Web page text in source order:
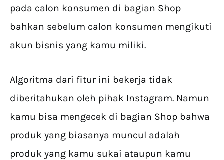
pada calon konsumen di bagian Shop
bahkan sebelum calon konsumen mengikuti
akun bisnis yang kamu miliki.
Algoritma dari fitur ini bekerja tidak
diberitahukan oleh pihak Instagram. Namun
kamu bisa mengecek di bagian Shop bahwa
produk yang biasanya muncul adalah
produk yang kamu sukai ataupun kamu